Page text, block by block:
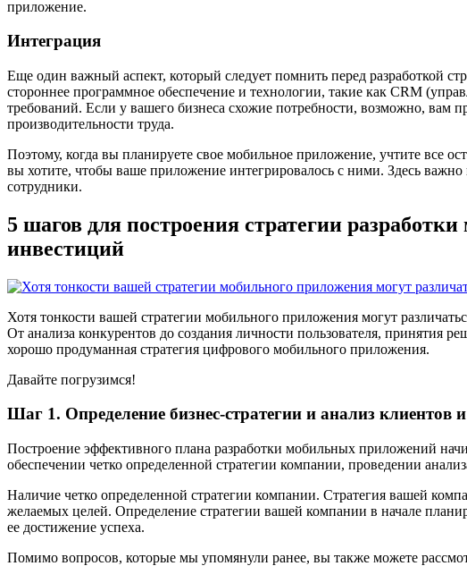
приложение.
Интеграция
Еще один важный аспект, который следует помнить перед разработкой
стороннее программное обеспечение и технологии, такие как CRM
требований. Если у вашего бизнеса схожие потребности, возможно, вам
производительности труда.
Поэтому, когда вы планируете свое мобильное приложение, учтите все
вы хотите, чтобы ваше приложение интегрировалось с ними. Здесь
сотрудники.
5 шагов для построения стратегии
инвестиций
Хотя тонкости вашей стратегии мобильного приложения могут
От анализа конкурентов до создания личности пользователя, принятия
хорошо продуманная стратегия цифрового мобильного приложения.
Давайте погрузимся!
Шаг 1. Определение бизнес-стратегии и анализ клиентов
Построение эффективного плана разработки мобильных приложений
обеспечении четко определенной стратегии компании, проведении
Наличие четко определенной стратегии компании. Стратегия вашей
желаемых целей. Определение стратегии вашей компании в начале
ее достижение успеха.
Помимо вопросов, которые мы упомянули ранее, вы также можете